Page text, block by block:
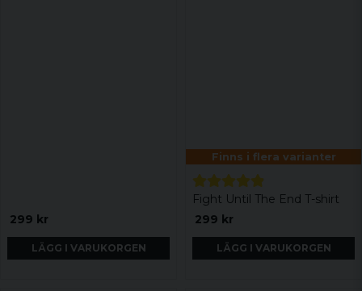
299 kr
LÄGG I VARUKORGEN
Finns i flera varianter
Fight Until The End T-shirt
299 kr
LÄGG I VARUKORGEN